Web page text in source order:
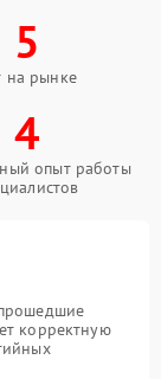
5
на рынке
4
опыт работы
корректную